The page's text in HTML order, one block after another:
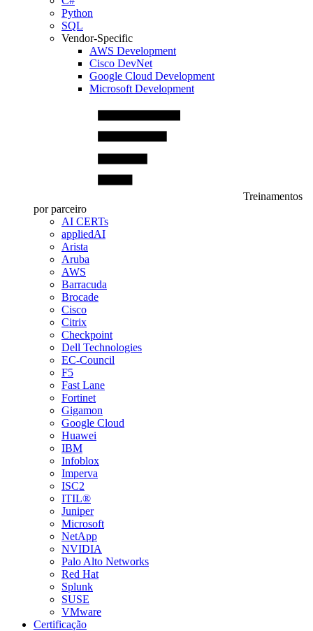
Python
SQL
Vendor-Specific
AWS Development
Cisco DevNet
Google Cloud Development
Microsoft Development
Treinamentos
por parceiro
AI CERTs
appliedAI
Arista
Aruba
AWS
Barracuda
Brocade
Cisco
Citrix
Checkpoint
Dell Technologies
EC-Council
F5
Fast Lane
Fortinet
Gigamon
Google Cloud
Huawei
IBM
Infoblox
Imperva
ISC2
ITIL®
Juniper
Microsoft
NetApp
NVIDIA
Palo Alto Networks
Red Hat
Splunk
SUSE
VMware
Certificação